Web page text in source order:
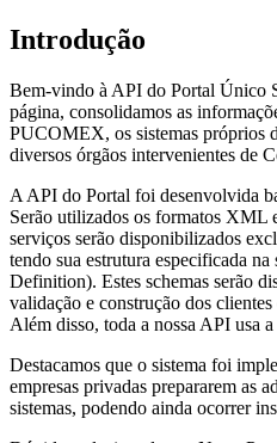
Introdução
Bem-vindo à API do Portal Único
página, consolidamos as
PUCOMEX, os sistemas próprios
diversos órgãos intervenientes de
A API do Portal foi desenvolvida
Serão utilizados os formatos XML
serviços serão disponibilizados
tendo sua estrutura especificada
Definition). Estes schemas serão
validação e construção dos
Além disso, toda a nossa API usa
Destacamos que o sistema foi
empresas privadas prepararem as
sistemas, podendo ainda ocorrer